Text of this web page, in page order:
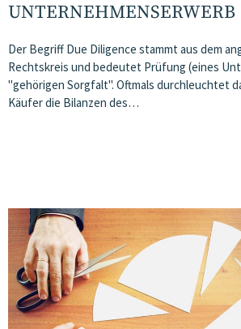
UNTERNEHMENSERWERB
Der Begriff Due Diligence stammt aus dem
Rechtskreis und bedeutet Prüfung (eines
"gehörigen Sorgfalt". Oftmals durchleuchtet
Käufer die Bilanzen des…